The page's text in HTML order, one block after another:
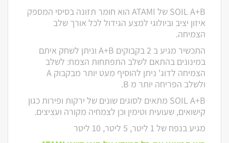
SOIL A+B של ATAMI הוא חומר תזונה בסיסי המספק
איזון יציב וביולוגי למצע הגידול לכל אורך שלב
הצמיחה.
התכשיר מגיע ב 2 בקבוקים A+B וניתן לשחק איתם
במינונים בהתאם לשלב התפתחות הצמח: לשלב
הצמיחה לדוג' ניתן להוסיף מעט יותר מבקבוק A
ולשלב הפריחה יותר מ B.
SOIL A+B מתאים לסוגים שונים של ירקות ופירות כגון
קישואים, שעועית וטימין וכן לצמחיה מקורה ועציצים.
מגיע בנפח של 1 ליטר, 5 ליטר, 10 ליטר